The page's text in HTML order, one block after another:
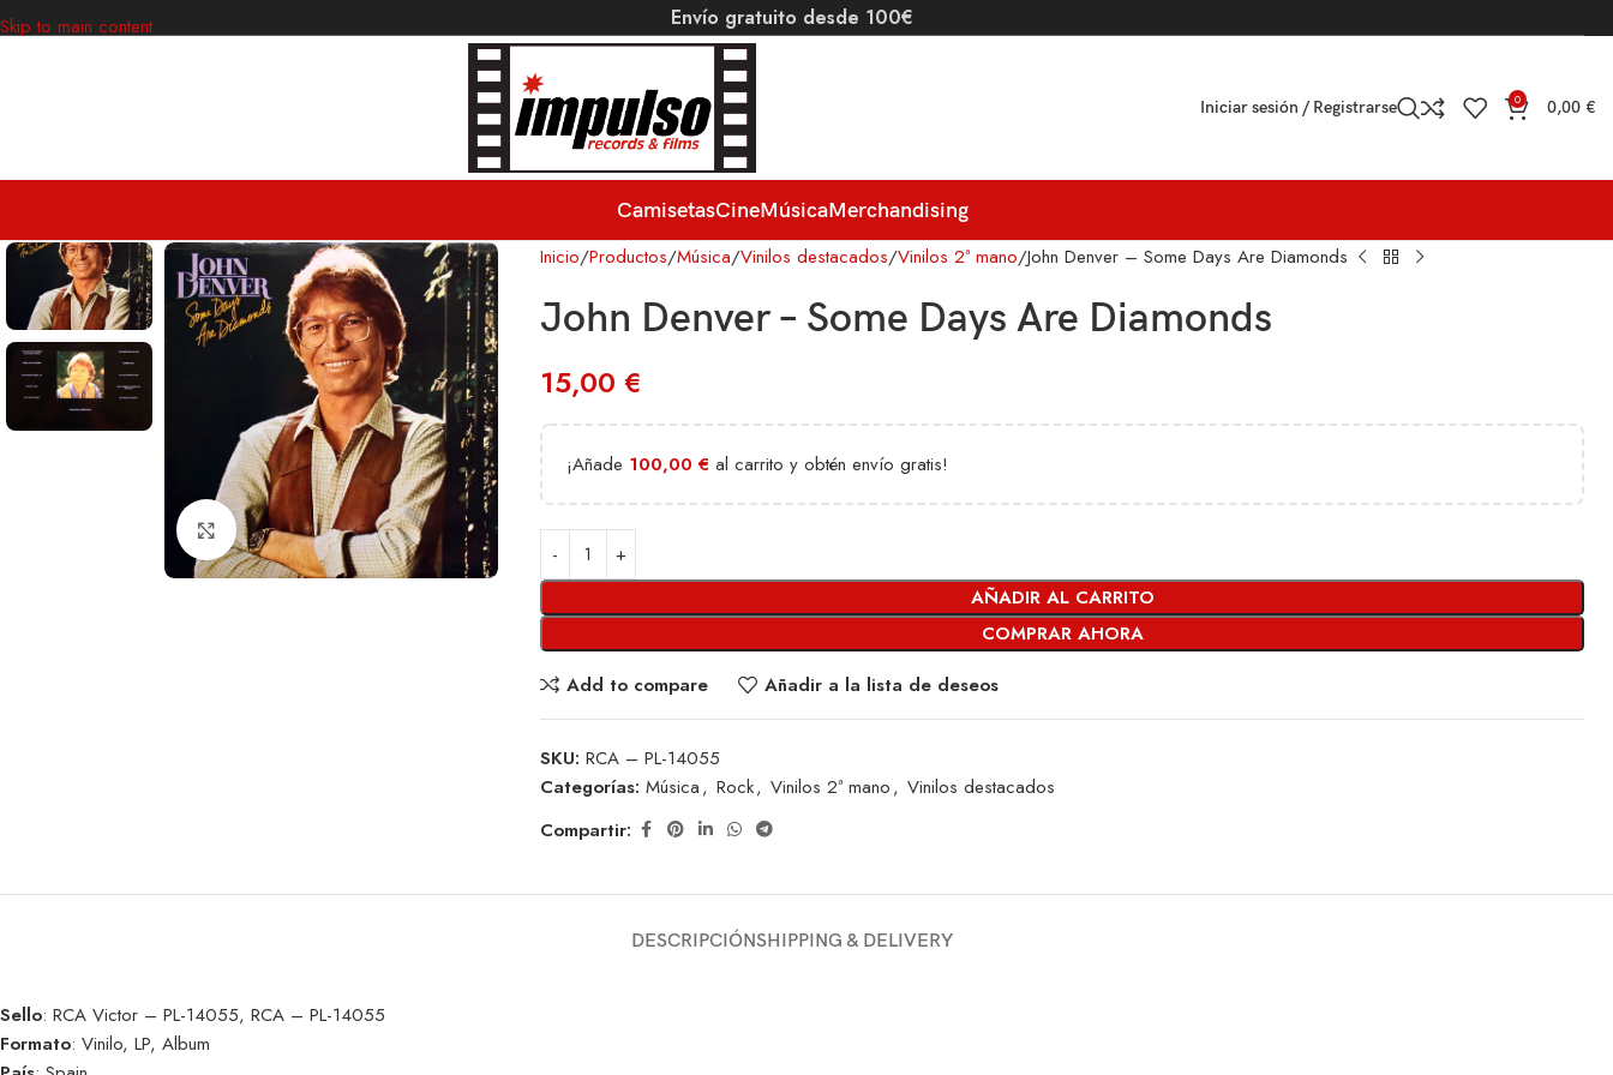
Skip to main content Envío gratuito desde 100€
Iniciar sesión / Registrarse 0 0,00 €
CamisetasCineMúsicaMerchandising
Clic para ampliar
Inicio Productos Música Vinilos destacados Vinilos 2ª mano John Denver – Some Days Are Diamonds
John Denver – Some Days Are Diamonds
15,00 €
¡Añade 100,00 € al carrito y obtén envío gratis!
AÑADIR AL CARRITO
COMPRAR AHORA
Add to compare
Añadir a la lista de deseos
SKU: RCA – PL-14055
Categorías: Música, Rock, Vinilos 2ª mano, Vinilos destacados
Compartir:
DESCRIPCIÓNSHIPPING & DELIVERY
Sello: RCA Victor – PL-14055, RCA – PL-14055
Formato: Vinilo, LP, Album